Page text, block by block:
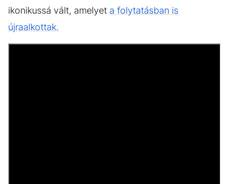
ikonikussá vált, amelyet a folytatásban is
újraalkottak.